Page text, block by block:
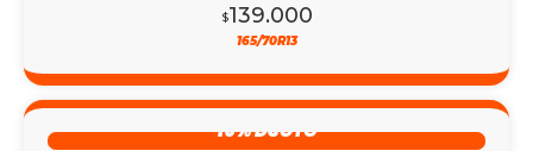
$139.000
165/70R13
15% DSCTO